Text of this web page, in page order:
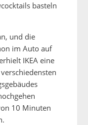
basteln
und die
im Auto auf
IKEA eine
10 Minuten